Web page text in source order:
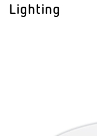
Lighting